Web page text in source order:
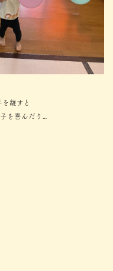
離すと
を喜んだり…